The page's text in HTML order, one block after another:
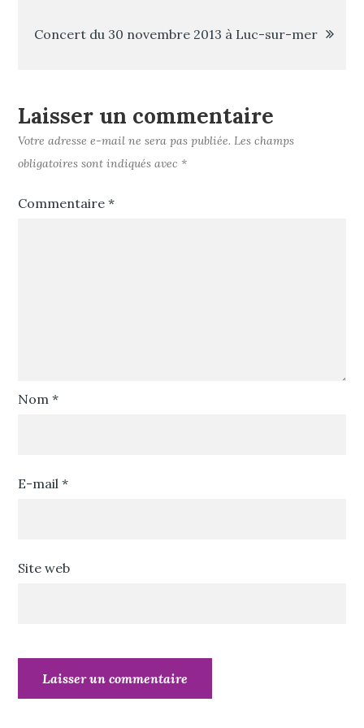
Navigation
l’article
Concert du 30 novembre 2013 à Luc-sur-mer
Laisser un commentaire
Votre adresse e-mail ne sera pas publiée. Les champs
obligatoires sont indiqués avec *
Commentaire*
Nom*
E-mail*
Site web